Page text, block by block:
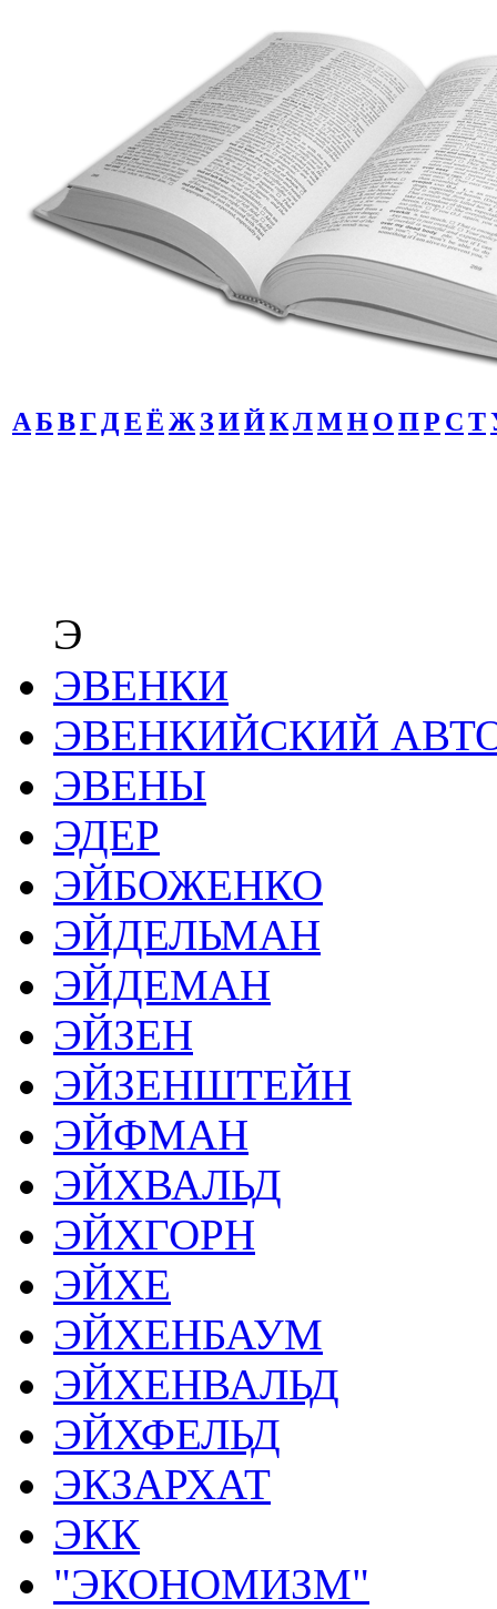
АБВГ ДЕЁ Ж ЗИЙКЛМНОПР СТ
Э
ЭВЕНКИ
ЭВЕНКИЙСКИЙ
ЭВЕНЫ
ЭДЕР
ЭЙБОЖЕНКО
ЭЙДЕЛЬМАН
ЭЙДЕМАН
ЭЙЗЕН
ЭЙЗЕНШТЕЙН
ЭЙФМАН
ЭЙХВАЛЬД
ЭЙХГОРН
ЭЙХЕ
ЭЙХЕНБАУМ
ЭЙХЕНВАЛЬД
ЭЙХФЕЛЬД
ЭКЗАРХАТ
ЭКК
"ЭКОНОМИЗМ"